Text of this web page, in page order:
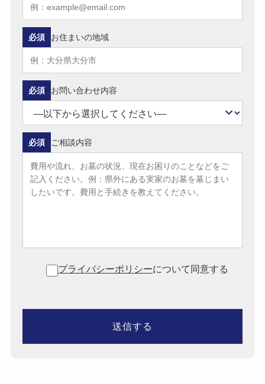
お住まいの地域
必須
お問い合わせ内容
必須
ご相談内容
必須
プライバシーポリシーについて同意する